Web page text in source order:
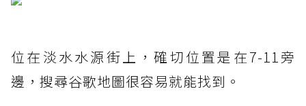
位在淡水水源街上，確切位置是在7-11旁
邊，搜尋谷歌地圖很容易就能找到。